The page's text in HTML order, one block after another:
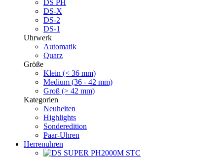
DS PH
DS-X
DS-2
DS-1
Uhrwerk
Automatik
Quarz
Größe
Klein (< 36 mm)
Medium (36 - 42 mm)
Groß (> 42 mm)
Kategorien
Neuheiten
Highlights
Sonderedition
Paar-Uhren
Herrenuhren